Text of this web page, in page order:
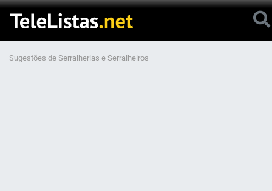
Sugestões de Serralherias e Serralheiros